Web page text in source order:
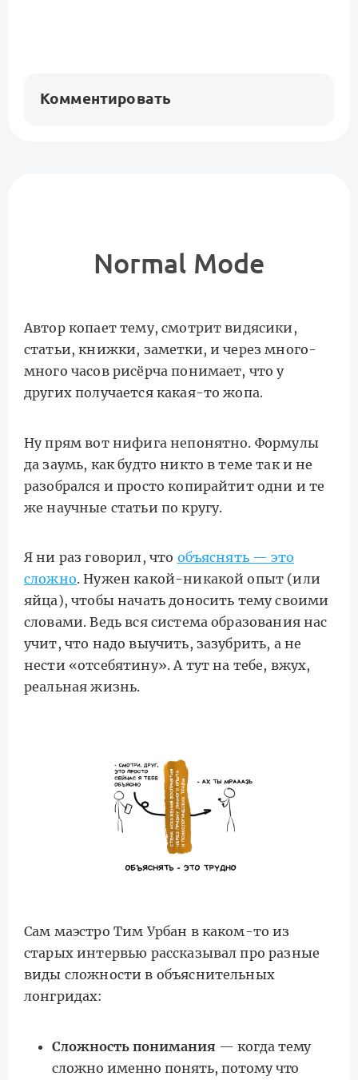
Комментировать
Normal Mode
Автор копает тему, смотрит видясики,
статьи, книжки, заметки, и через много-
много часов рисёрча понимает, что у
других получается какая-то жопа.
Ну прям вот нифига непонятно. Формулы
да заумь, как будто никто в теме так и не
разобрался и просто копирайтит одни и те
же научные статьи по кругу.
Я ни раз говорил, что объяснять — это
сложно. Нужен какой-никакой опыт (или
яйца), чтобы начать доносить тему своими
словами. Ведь вся система образования нас
учит, что надо выучить, зазубрить, а не
нести «отсебятину». А тут на тебе, вжух,
реальная жизнь.
Сам маэстро Тим Урбан в каком-то из
старых интервью рассказывал про разные
виды сложности в объяснительных
лонгридах:
Сложность понимания — когда тему
сложно именно понять, потому что